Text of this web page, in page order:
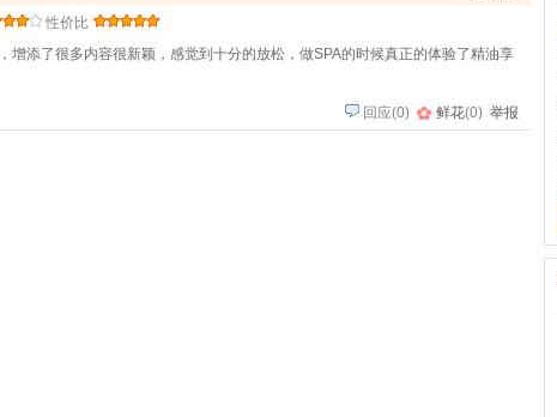
性价比
增添了很多内容很新颖，感觉到十分的放松，做SPA的时候真正的体验了精油享
回应(0) 鲜花(0) 举报